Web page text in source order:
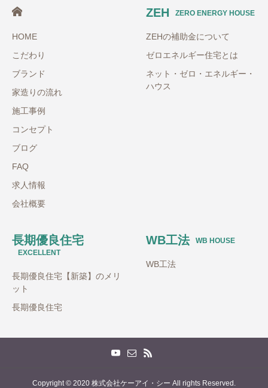
HOME
こだわり
ブランド
家造りの流れ
施工事例
コンセプト
ブログ
FAQ
求人情報
会社概要
ZEH ZERO ENERGY HOUSE
ZEHの補助金について
ゼロエネルギー住宅とは
ネット・ゼロ・エネルギー・
ハウス
長期優良住宅
EXCELLENT
長期優良住宅【新築】のメリ
ット
長期優良住宅
WB工法 WB HOUSE
WB工法
Copyright © 2020 株式会社ケーアイ・シー All rights Reserved.